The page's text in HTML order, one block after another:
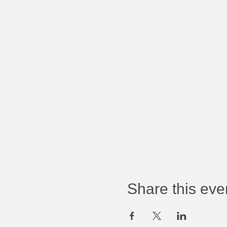
Share this